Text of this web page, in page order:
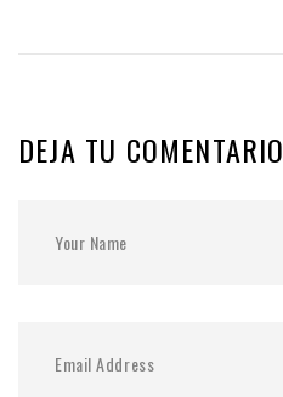
DEJA TU COMENTARIO